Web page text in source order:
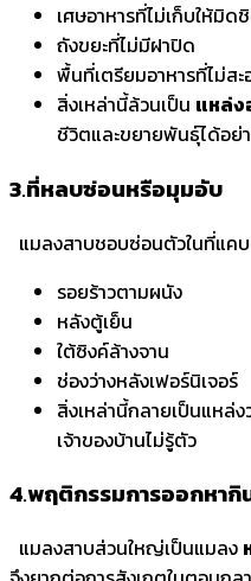
เศษอาหารที่ไม่เก็บให้มิด
ถังขยะที่ไม่มีฝาปิด
พื้นที่เตรียมอาหารที่ไม่สะ
สิ่งเหล่านี้ล้วนเป็น แหล่ง
ชีวิตและขยายพันธุ์ได้อย่า
3.ที่หลบซ่อนหรือมุมอับ
แมลงสาบชอบซ่อนตัวในที่แค
รอยร้าวตามผนัง
หลังตู้เย็น
ใต้ซิงค์ล้างจาน
ช่องว่างหลังเฟอร์นิเจอร์
สิ่งเหล่านี้กลายเป็นแหล่
เจ้าของบ้านไม่รู้ตัว
4.พฤติกรรมการออกหากิ
แมลงสาบส่วนใหญ่เป็นแมลง